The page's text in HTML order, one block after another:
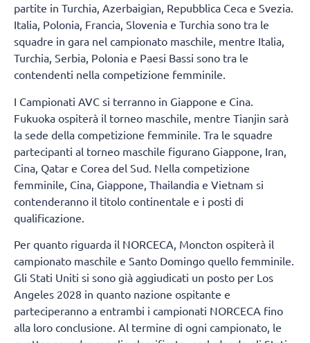
partite in Turchia, Azerbaigian, Repubblica Ceca e Svezia.
Italia, Polonia, Francia, Slovenia e Turchia sono tra le
squadre in gara nel campionato maschile, mentre Italia,
Turchia, Serbia, Polonia e Paesi Bassi sono tra le
contendenti nella competizione femminile.
I Campionati AVC si terranno in Giappone e Cina.
Fukuoka ospiterà il torneo maschile, mentre Tianjin sarà
la sede della competizione femminile. Tra le squadre
partecipanti al torneo maschile figurano Giappone, Iran,
Cina, Qatar e Corea del Sud. Nella competizione
femminile, Cina, Giappone, Thailandia e Vietnam si
contenderanno il titolo continentale e i posti di
qualificazione.
Per quanto riguarda il NORCECA, Moncton ospiterà il
campionato maschile e Santo Domingo quello femminile.
Gli Stati Uniti si sono già aggiudicati un posto per Los
Angeles 2028 in quanto nazione ospitante e
parteciperanno a entrambi i campionati NORCECA fino
alla loro conclusione. Al termine di ogni campionato, le